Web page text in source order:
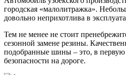
городская «малолитражка».
довольно неприхотлива в
Тем не менее не стоит
сезонной замене резины.
подобранные шины – это, в первую
безопасности на дороге.